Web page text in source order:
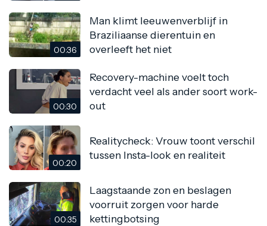
00:36
Man klimt leeuwenverblijf in
Braziliaanse dierentuin en
overleeft het niet
00:30
Recovery-machine voelt toch
verdacht veel als ander soort work-
out
00:20
Realitycheck: Vrouw toont verschil
tussen Insta-look en realiteit
00:35
Laagstaande zon en beslagen
voorruit zorgen voor harde
kettingbotsing